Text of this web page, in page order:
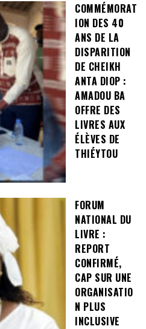
COMMÉMORAT
ION DES 40
ANS DE LA
DISPARITION
DE CHEIKH
ANTA DIOP :
AMADOU BA
OFFRE DES
LIVRES AUX
ÉLÈVES DE
THIÉYTOU
FORUM
NATIONAL DU
LIVRE :
REPORT
CONFIRMÉ,
CAP SUR UNE
ORGANISATIO
N PLUS
INCLUSIVE